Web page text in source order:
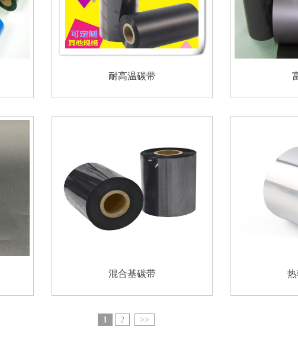
耐高温碳带
混合基碳带
1 2 >>